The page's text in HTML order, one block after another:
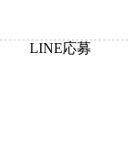
LINE応募